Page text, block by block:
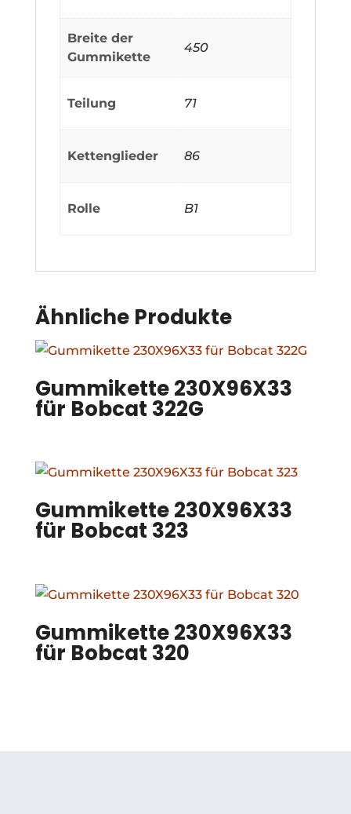
Breite der
Gummikette
450
Teilung 71
Kettenglieder 86
Rolle B1
Ähnliche Produkte
Gummikette 230X96X33
für Bobcat 322G
Gummikette 230X96X33
für Bobcat 323
Gummikette 230X96X33
für Bobcat 320